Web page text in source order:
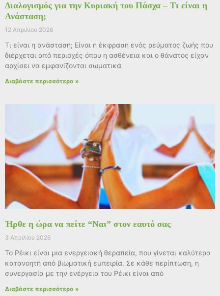
Διαλογισμός για την Κυριακή του Πάσχα – Τι είναι η
Ανάσταση;
12 Απριλίου 2026
Τι είναι η ανάσταση; Είναι η έκφραση ενός ρεύματος ζωής που
διέρχεται από περιοχές όπου η ασθένεια και ο θάνατος είχαν
αρχίσει να εμφανίζονται σωματικά
Διαβάστε περισσότερα »
Ήρθε η ώρα να πείτε “Ναι” στον εαυτό σας
3 Απριλίου 2026
Το Ρέικι είναι μια ενεργειακή θεραπεία, που γίνεται καλύτερα
κατανοητή από βιωματική εμπειρία. Σε κάθε περίπτωση, η
συνεργασία με την ενέργεια του Ρέικι είναι από
Διαβάστε περισσότερα »